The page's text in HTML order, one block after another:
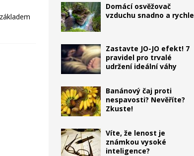
Domácí osvěžovač
vzduchu snadno a rychle
Zastavte JO-JO efekt! 7
pravidel pro trvalé
udržení ideální váhy
Banánový čaj proti
nespavosti? Nevěříte?
Zkuste!
Víte, že lenost je
známkou vysoké
inteligence?